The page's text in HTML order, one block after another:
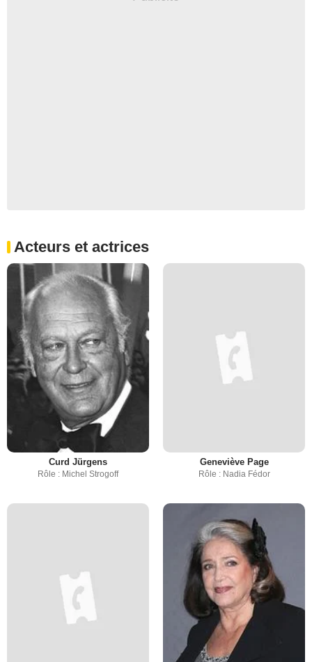
Acteurs et actrices
Curd Jürgens
Rôle : Michel Strogoff
Geneviève Page
Rôle : Nadia Fédor